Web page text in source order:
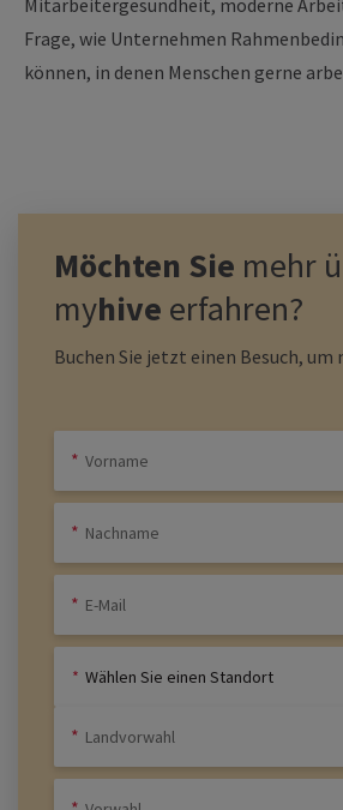
Mitarbeitergesundheit, moderne
Frage, wie Unternehmen
können, in denen Menschen gerne
Möchten Sie mehr
myhive erfahren?
Buchen Sie jetzt einen Besuch, um
Wählen Sie einen Standort